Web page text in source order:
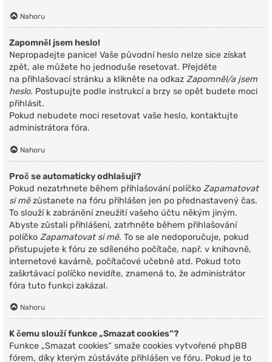
Nahoru
Zapomněl jsem heslo!
Nepropadejte panice! Vaše původní heslo nelze sice získat
zpět, ale můžete ho jednoduše resetovat. Přejděte
na přihlašovací stránku a klikněte na odkaz Zapomněl/a jsem
heslo. Postupujte podle instrukcí a brzy se opět budete moci
přihlásit.
Pokud nebudete moci resetovat vaše heslo, kontaktujte
administrátora fóra.
Nahoru
Proč se automaticky odhlašuji?
Pokud nezatrhnete během přihlašování políčko Zapamatovat
si mězůstanete na fóru přihlášen jen po přednastavený čas.
To slouží k zabránění zneužití vašeho účtu někým jiným.
Abyste zůstali přihlášeni, zatrhněte během přihlašování
políčko Zapamatovat si mě. To se ale nedoporučuje, pokud
přistupujete k fóru ze sdíleného počítače, např. v knihovně,
internetové kavárně, počítačové učebně atd. Pokud toto
zaškrtávací políčko nevidíte, znamená to, že administrátor
fóra tuto funkci zakázal.
Nahoru
K čemu slouží funkce „Smazat cookies“?
Funkce „Smazat cookies“ smaže cookies vytvořené phpBB
fórem, díky kterým zůstáváte přihlášen ve fóru. Pokud je to